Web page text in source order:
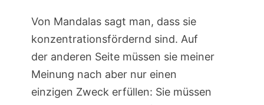
Von Mandalas sagt man, dass sie
konzentrationsfördernd sind. Auf
der anderen Seite müssen sie meiner
Meinung nach aber nur einen
einzigen Zweck erfüllen: Sie müssen